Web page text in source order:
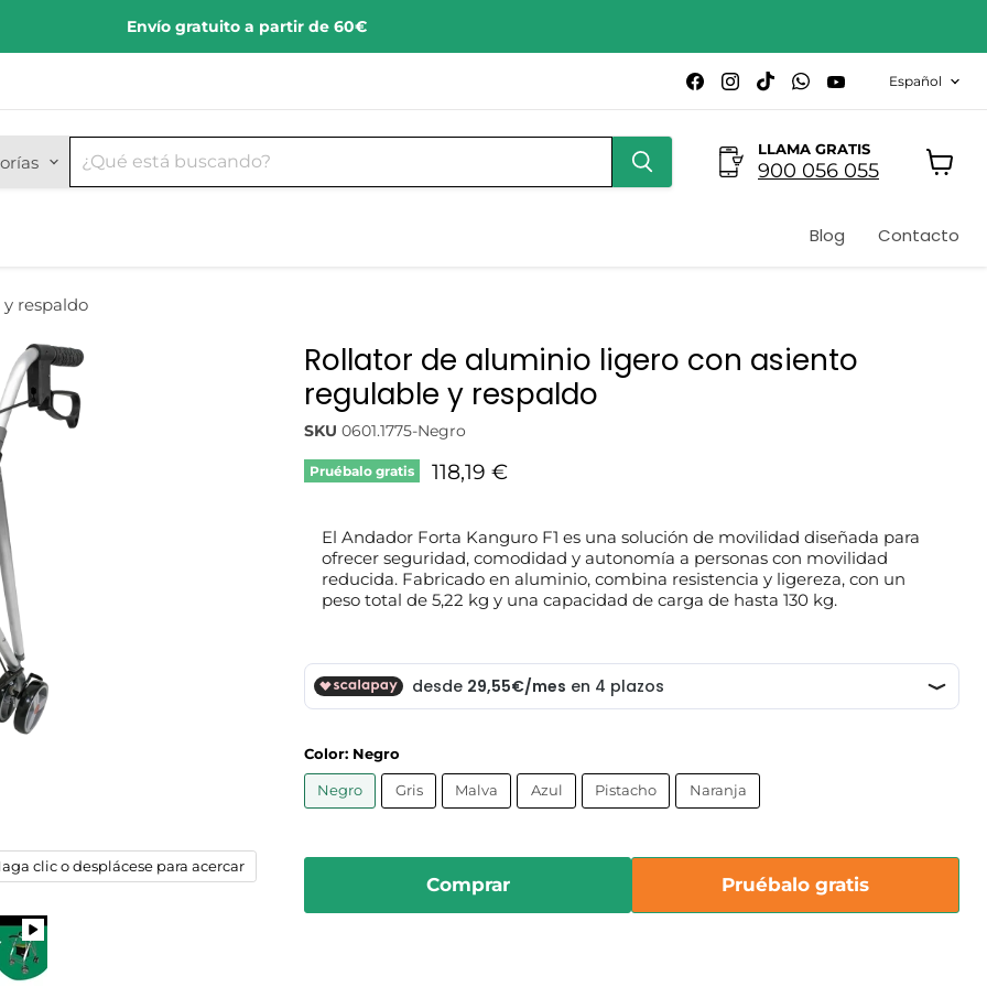
Envío gratuito a partir de 60€
Encuéntrenos
en
Facebook
Encuéntrenos
en
Instagram
Encuéntrenos
en
TikTok
Encuéntrenos
en
WhatsApp
Encuéntrenos
YouTube
Idioma
Español
LLAMA GRATIS
900 056 055
Blog Contacto
respaldo
clic o desplácese para acercar
Rollator de aluminio ligero con asiento
regulable y respaldo
SKU 0601.1775-Negro
Pruébalo gratis Precio actual
118,19 €
El Andador Forta Kanguro F1 es una solución de movilidad diseñada para
ofrecer seguridad, comodidad y autonomía a personas con movilidad
reducida. Fabricado en aluminio, combina resistencia y ligereza, con un
peso total de 5,22 kg y una capacidad de carga de hasta 130 kg.
Color: Negro
Negro Gris Malva Azul Pistacho Naranja
Comprar Pruébalo gratis